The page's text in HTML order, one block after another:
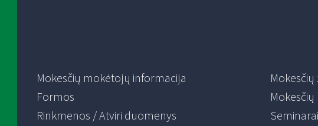
Mokesčių mokėtojų informacija
Formos
Rinkmenos / Atviri duomenys
Seminarai